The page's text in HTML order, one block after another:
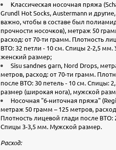
Классическая носочная пряжа
Grundl Hot Socks, Austermann и
важно, чтобы в составе был
прочности носочков), метраж 50
расход: от 70-ти грамм. Плотность
ВТО: 32 петли - 10 см. Спицы 2-2,5 мм.
женский размер;
Sisu sandnes garn, Nord Drops,
метров, расход: от 70-ти грамм.
после ВТО: 30 петель - 10 см. Спицы:
размер (широкая нога), мужской
Носочная "6-ниточная пряжа"
метраж 50 грамм – 125 метров,
Плотность лицевой глади после ВТО:
Спицы 3-3,5 мм. Мужской размер.
Расход: